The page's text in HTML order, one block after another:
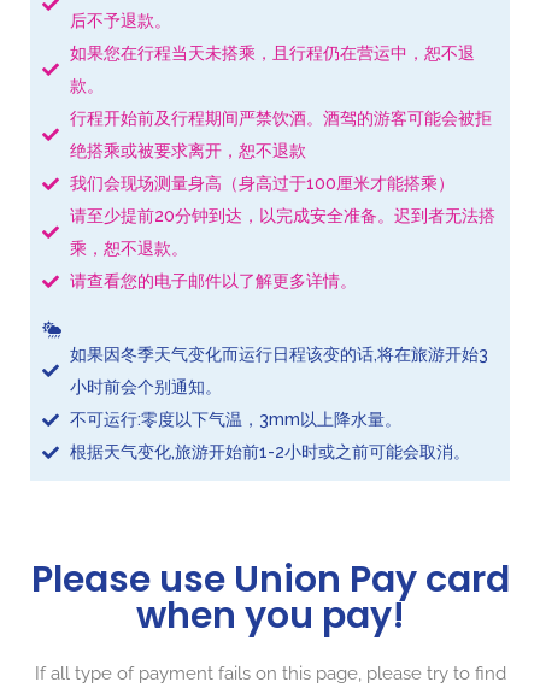
后不予退款。
如果您在行程当天未搭乘，且行程仍在营运中，恕不退
款。
行程开始前及行程期间严禁饮酒。酒驾的游客可能会被拒
绝搭乘或被要求离开，恕不退款
我们会现场测量身高（身高过于100厘米才能搭乘）
请至少提前20分钟到达，以完成安全准备。迟到者无法搭
乘，恕不退款。
请查看您的电子邮件以了解更多详情。
如果因冬季天气变化而运行日程该变的话,将在旅游开始3
小时前会个别通知。
不可运行:零度以下气温，3mm以上降水量。
根据天气变化,旅游开始前1-2小时或之前可能会取消。
Please use Union Pay card
when you pay!
If all type of payment fails on this page, please try to find